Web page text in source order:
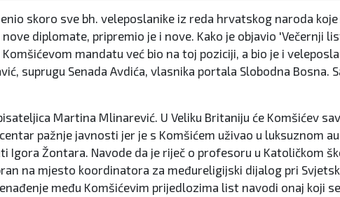
skoro sve bh. veleposlanike iz reda hrvatskog naroda
diplomate, pripremio je i nove. Kako je objavio 'Večernji
mandatu već bio na toj poziciji, a bio je i
suprugu Senada Avdića, vlasnika portala Slobodna
Martina Mlinarević. U Veliku Britaniju će Komšićev
pažnje javnosti jer je s Komšićem uživao u luksuznom
Igora Žontara. Navode da je riječ o profesoru u Katoličkom
na mjesto koordinatora za međureligijski dijalog pri
među Komšićevim prijedlozima list navodi onaj koji